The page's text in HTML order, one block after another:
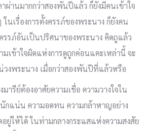
ผ่านมากกว่าสองพันปีแล้ว ก็ยังมีคนเข้าใจ
นเรื่องการตั้งครรภ์ของพระนาง ก็ยังคน
รรภ์อันเป็นปริศนาของพระนาง คิดถูแล้ว
เข้าใจผิดแห่งการดูถูกค่อนแคะเหล่านี้ จะ
งพระนาง เมื่อกว่าสองพันปีที่แล้วหรือ
รีย์ต้องอาศัยความเชื่อ ความวางใจใน
กแน่น ความอดทน ความกล้าหาญอย่าง
ยู่ให้ได้ ในท่ามกลางกระแสแห่งความสงสัย